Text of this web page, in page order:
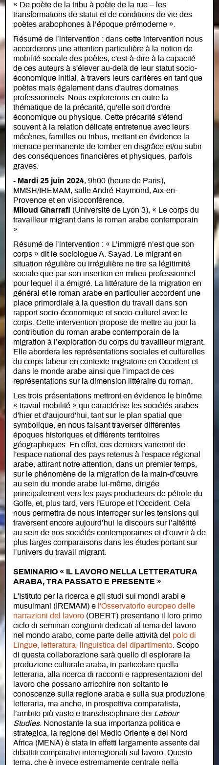
« De poète de la tribu à poète de la rue – les
transformations de statut et de conditions de vie des
poètes arabophones à l’époque prémoderne ».
Résumé de l’intervention : dans cette intervention nous
accorderons une attention particulière à la notion de
mobilité sociale des poètes, c'est-à-dire à la capacité
de ces auteurs à s'élever au-delà de leur statut socio-
économique initial, à travers leurs carrières en tant que
poètes mais également dans d'autres domaines
professionnels. Nous explorerons en outre la
thématique de la précarité, qu'elle soit d'ordre
économique ou physique. Cette précarité s'étend
souvent à la relation délicate entretenue avec leurs
mécènes, familles ou tribus, mettant en évidence la
menace permanente de tomber en disgrâce et/ou subir
des conséquences financières et physiques, parfois
graves.
- Mardi 25 juin 2024, 9h00 (heure de Paris),
MMSH/IREMAM, salle André Raymond, Aix-en-
Provence et en visioconférence.
Miloud Gharrafi (Université de Lyon 3), « Le corps du
travailleur migrant dans le roman arabe contemporain
».
Résumé de l’intervention : « L’immigré n’est que son
corps » dit le sociologue A. Sayad. Le migrant en
situation régulière ou irrégulière ne tire sa légitimité
sociale que par son insertion en milieu professionnel
pour lequel il a émigré. La littérature de la migration en
général et le roman arabe en particulier accordent une
place primordiale à la question du travail dans son
rapport socio-économique et socio-culturel avec le
corps. Cette intervention propose de mettre au jour la
contribution du roman arabe contemporain de la
migration à l’exploration du corps du travailleur migrant.
Elle abordera les représentations sociales et culturelles
du corps-labeur en contexte migratoire en Occident et
dans le monde arabe ainsi que l’impact de ces
représentations sur la dimension littéraire du roman.
Les trois présentations mettront en évidence le binôme
« travail-mobilité » qui caractérise les sociétés arabes
d'hier et d'aujourd'hui, tant sur le plan spatial que
symbolique, en nous faisant traverser différentes
époques historiques et différents territoires
géographiques. En effet, ces derniers varieront de
l'espace national des pays retenus à l'espace régional
arabe, attirant notre attention, dans un premier temps,
sur le phénomène de la migration de la main-d'œuvre
au sein du monde arabe lui-même, dirigée
principalement vers les pays producteurs de pétrole du
Golfe, et, plus tard, vers l'Europe et l'Occident. Cela
nous permettra de nous interroger sur les tensions qui
traversent encore aujourd’hui le discours sur l’altérité
au sein de nos sociétés contemporaines et d’ouvrir à de
plus larges comparaisons dans les études portant sur
l’univers du travail migrant.
SEMINARIO « IL LAVORO NELLA LETTERATURA
ARABA, TRA PASSATO E PRESENTE »
L'Istituto per la ricerca e gli studi sui mondi arabi e
musulmani (IREMAM) e l'Osservatorio europeo delle
narrazioni del lavoro (OBERT) presentano il loro primo
ciclo di seminari congiunti dedicati al tema del lavoro
nel mondo arabo, come parte delle attività del polo di
Lingue, letteratura, linguistica del dipartimento . Scopo
di questa collaborazione sarà quello di esplorare la
produzione culturale araba, in particolare quella
letteraria, alla ricerca di racconti e rappresentazioni del
lavoro che possano arricchire non soltanto le
conoscenze sulla regione araba e sulla sua produzione
letteraria, ma anche, in prospettiva comparatista,
l’ambito più vasto e transdisciplinare dei Labour
Studies. Nonostante la sua importanza politica e
strategica, la regione del Medio Oriente e del Nord
Africa (MENA) è stata in effetti largamente assente dai
dibattiti comparativi interregionali sul lavoro. Questo
tema, che è invece estremamente centrale nella